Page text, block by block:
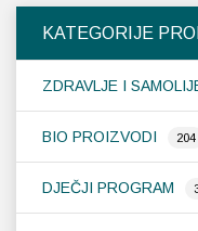
KATEGORIJE
ZDRAVLJE I
BIO PROIZVODI 204
DJEČJI PROGRAM